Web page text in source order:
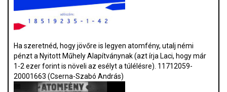
Ha szeretnéd, hogy jövőre is legyen atomfény, utalj némi
pénzt a Nyitott Műhely Alapítványnak (azt írja Laci, hogy már
1-2 ezer forint is növeli az esélyt a túlélésre). 11712059-
20001663 (Cserna-Szabó András)